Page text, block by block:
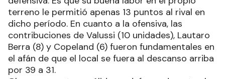
terreno le permitió apenas 13 puntos al rival en
dicho período. En cuanto a la ofensiva, las
contribuciones de Valussi (10 unidades), Lautaro
Berra (8) y Copeland (6) fueron fundamentales en
el afán de que el local se fuera al descanso arriba
por 39 a 31.